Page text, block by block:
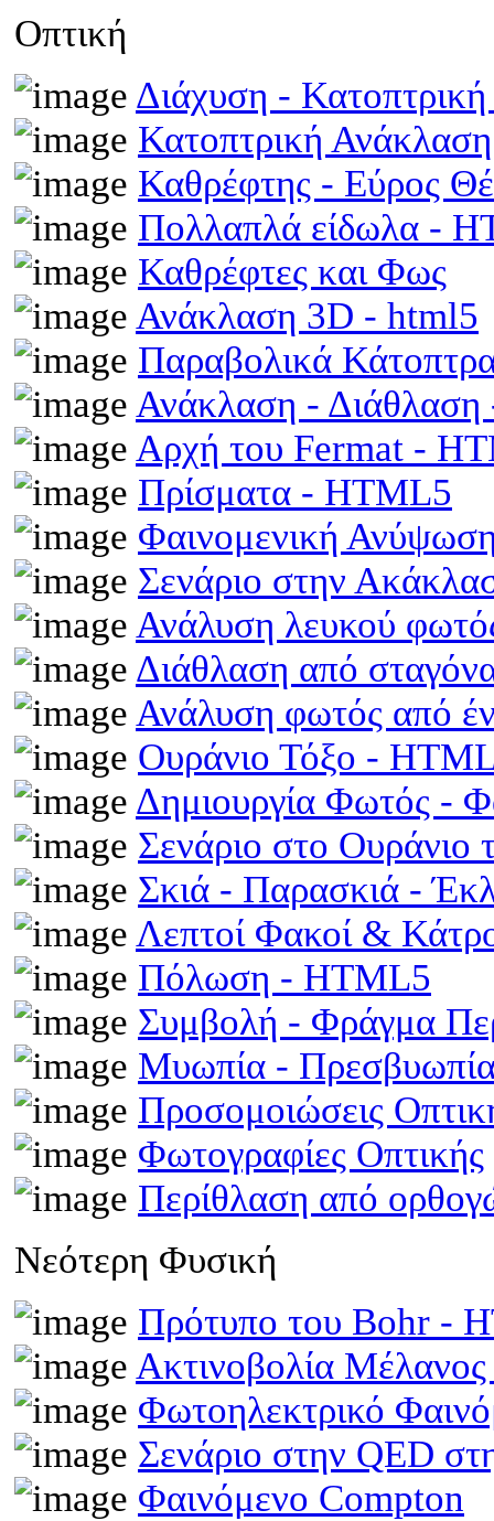
Οπτική
Διάχυση -
Κατοπτρική
Καθρέφτης - Εύρος
Πολλαπλά είδωλα -
Καθρέφτες και Φως
Ανάκλαση 3D - html5
Παραβολικά
Ανάκλαση -
Αρχή του Fermat -
Πρίσματα - HTML5
Φαινομενική
Σενάριο στην
Ανάλυση λευκού
Διάθλαση από
Ανάλυση φωτός από
Ουράνιο Τόξο -
Δημιουργία Φωτός -
Σενάριο στο Ουράνιο
Σκιά - Παρασκιά -
Λεπτοί Φακοί &
Πόλωση - HTML5
Συμβολή - Φράγμα
Μυωπία -
Προσομοιώσεις
Φωτογραφίες Οπτικής
Περίθλαση από
Νεότερη Φυσική
Πρότυπο του Bohr -
Ακτινοβολία
Φωτοηλεκτρικό
Σενάριο στην QED
Φαινόμενο Compton